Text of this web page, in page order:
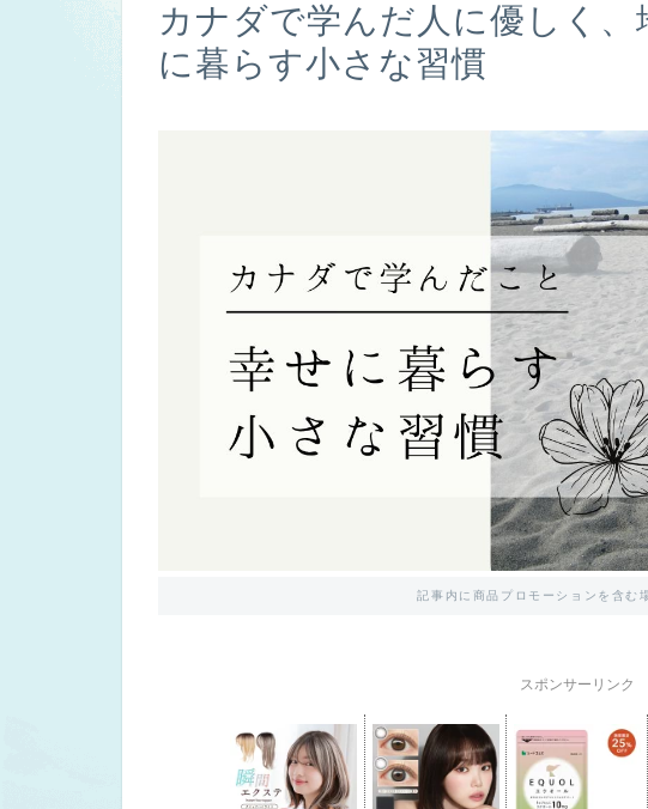
カナダで学んだ人に優しく
に暮らす小さな習慣
記事内に商品プロモーションを含む
スポンサーリンク